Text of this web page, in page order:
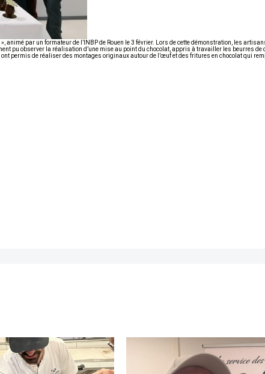
par un formateur de l’INBP de Rouen le 3 février. Lors de cette démonstration, les
pu observer la réalisation d’une mise au point du chocolat, appris à travailler les beurres de
permis de réaliser des montages originaux autour de l’œuf et des fritures en chocolat qui